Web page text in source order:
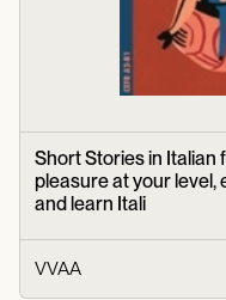
Short Stories in Italian
pleasure at your
and learn Itali
VVAA